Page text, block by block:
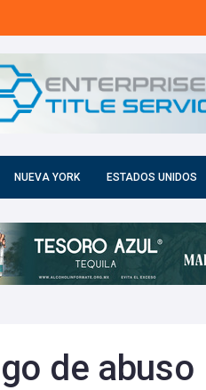
NUEVA YORK ESTADOS UNIDOS
de abuso